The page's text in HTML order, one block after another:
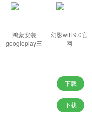
布局更加完整突出，采用
环境下进行系统安装。
备，是否需要系统附带的
鸿蒙安装
googleplay三
幻影wifi 9.0官
网
下载
下载